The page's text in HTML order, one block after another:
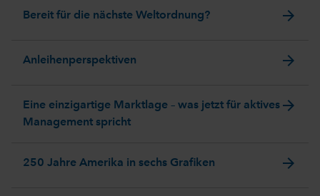
Bereit für die nächste Weltordnung? arrow_forward
Anleihenperspektiven arrow_forward
Eine einzigartige Marktlage – was jetzt für aktives
Management spricht
arrow_forward
250 Jahre Amerika in sechs Grafiken arrow_forward